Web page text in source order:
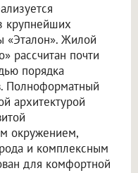
крупнейших
«Эталон». Жилой
рассчитан почти
порядка
Полноформатный
архитектурой
окружением,
и комплексным
для комфортной